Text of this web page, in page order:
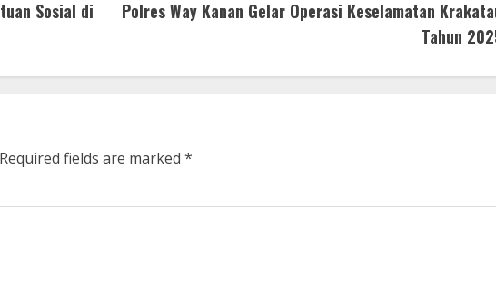
Sosial di
Polres Way Kanan Gelar Operasi Keselamatan
Tahun
Required fields are marked *